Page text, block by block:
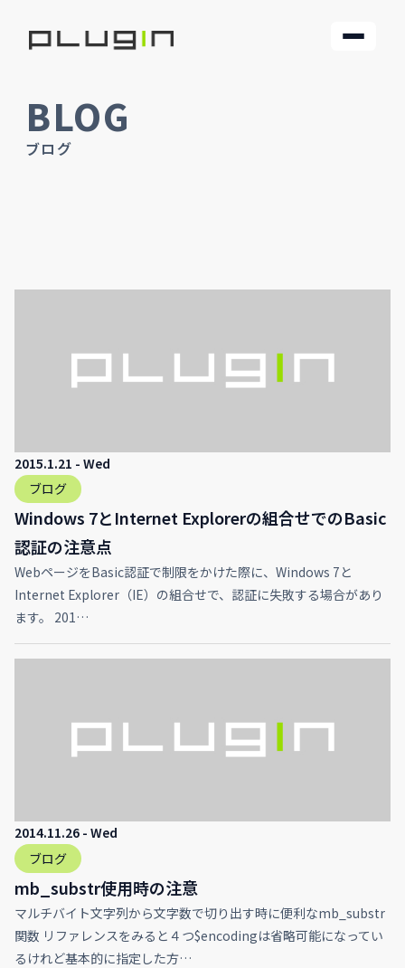
BLOG
ブログ
2015.1.21 - Wed
ブログ
Windows 7とInternet Explorerの組合せでのBasic
認証の注意点
WebページをBasic認証で制限をかけた際に、Windows 7と
Internet Explorer（IE）の組合せで、認証に失敗する場合があり
ます。 201…
2014.11.26 - Wed
ブログ
mb_substr使用時の注意
マルチバイト文字列から文字数で切り出す時に便利なmb_substr
関数 リファレンスをみると４つ$encodingは省略可能になってい
るけれど基本的に指定した方…